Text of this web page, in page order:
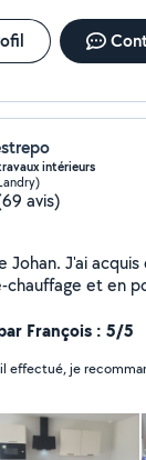
intérieurs
avis)
Johan. J'ai
et en
vos besoins.
François : 5/5
effectué, je